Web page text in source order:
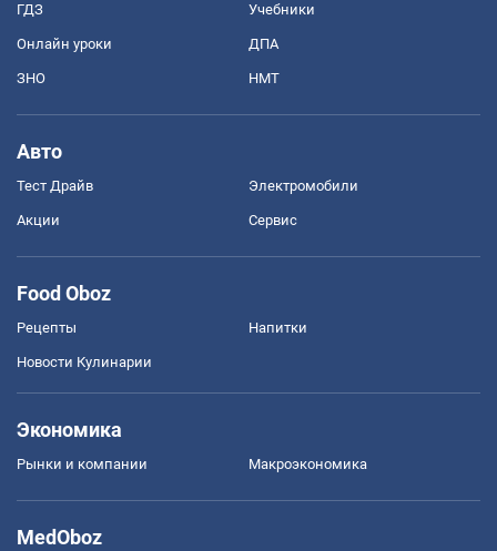
ГДЗ Учебники
Онлайн уроки ДПА
ЗНО НМТ
Авто
Тест Драйв Электромобили
Акции Сервис
Food Oboz
Рецепты Напитки
Новости Кулинарии
Экономика
Рынки и компании Mакроэкономика
MedOboz